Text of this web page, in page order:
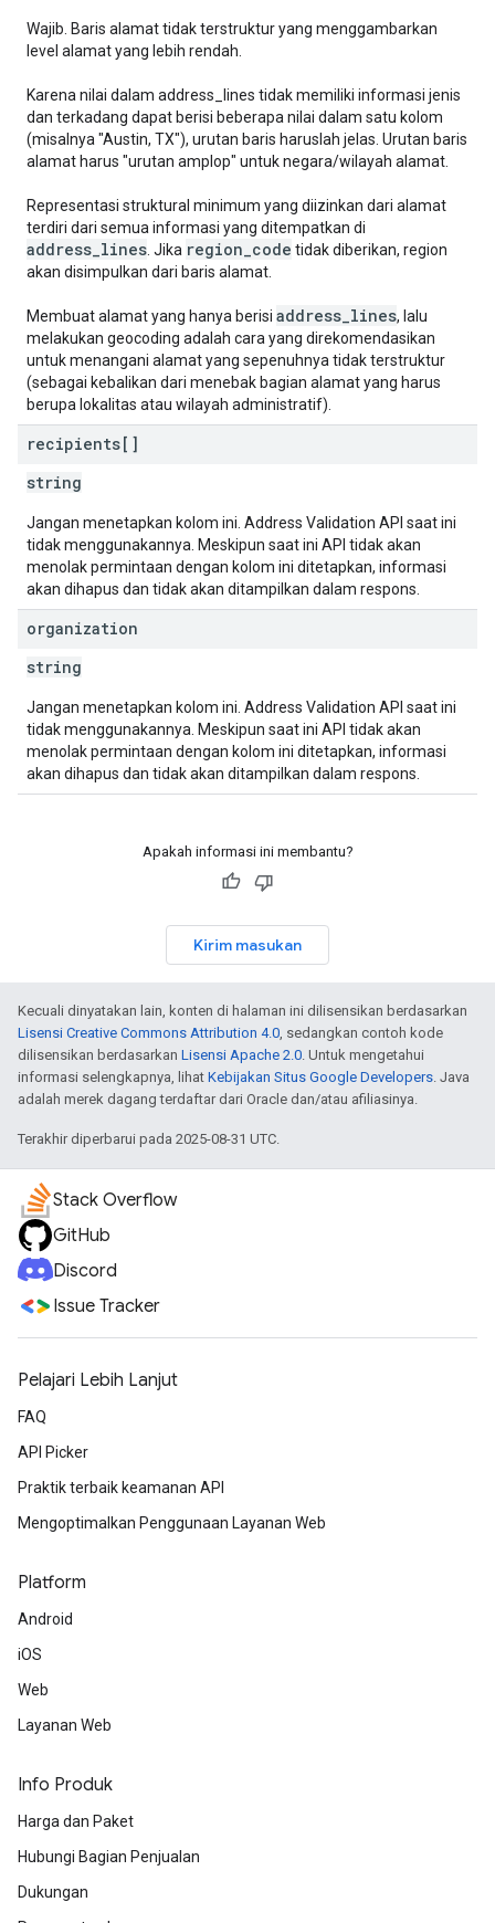
Wajib. Baris alamat tidak terstruktur yang menggambarkan
level alamat yang lebih rendah.
Karena nilai dalam address_lines tidak memiliki informasi jenis
dan terkadang dapat berisi beberapa nilai dalam satu kolom
(misalnya "Austin, TX"), urutan baris haruslah jelas. Urutan baris
alamat harus "urutan amplop" untuk negara/wilayah alamat.
Representasi struktural minimum yang diizinkan dari alamat
terdiri dari semua informasi yang ditempatkan di
address_lines . Jika region_code tidak diberikan, region
akan disimpulkan dari baris alamat.
Membuat alamat yang hanya berisi address_lines, lalu
melakukan geocoding adalah cara yang direkomendasikan
untuk menangani alamat yang sepenuhnya tidak terstruktur
(sebagai kebalikan dari menebak bagian alamat yang harus
berupa lokalitas atau wilayah administratif).
recipients[]
string
Jangan menetapkan kolom ini. Address Validation API saat ini
tidak menggunakannya. Meskipun saat ini API tidak akan
menolak permintaan dengan kolom ini ditetapkan, informasi
akan dihapus dan tidak akan ditampilkan dalam respons.
organization
string
Jangan menetapkan kolom ini. Address Validation API saat ini
tidak menggunakannya. Meskipun saat ini API tidak akan
menolak permintaan dengan kolom ini ditetapkan, informasi
akan dihapus dan tidak akan ditampilkan dalam respons.
Apakah informasi ini membantu?
Kirim masukan
Kecuali dinyatakan lain, konten di halaman ini dilisensikan berdasarkan
Lisensi Creative Commons Attribution 4.0, sedangkan contoh kode
dilisensikan berdasarkan Lisensi Apache 2.0. Untuk mengetahui
informasi selengkapnya, lihat Kebijakan Situs Google Developers. Java
adalah merek dagang terdaftar dari Oracle dan/atau afiliasinya.
Terakhir diperbarui pada 2025-08-31 UTC.
Stack Overflow
GitHub
Discord
Issue Tracker
Pelajari Lebih Lanjut
FAQ
API Picker
Praktik terbaik keamanan API
Mengoptimalkan Penggunaan Layanan Web
Platform
Android
iOS
Web
Layanan Web
Info Produk
Harga dan Paket
Hubungi Bagian Penjualan
Dukungan